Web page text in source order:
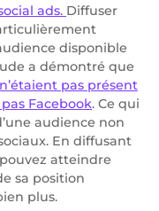
ads. Diffuser
disponible
a démontré que
pas présent
Facebook. Ce qui
audience non
En diffusant
atteindre
sa position
plus.